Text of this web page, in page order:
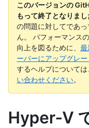
このバージョンの
もって終了となりまし
の問題に対してであ
ん。 パフォーマンス
向上を図るために、 最
ーバーにアップグレ
するヘルプについては
い合わせください。
Hyper-V